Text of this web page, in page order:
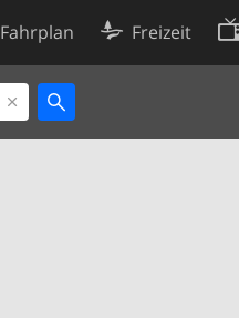
Fahrplan Freizeit
Cookie-Richtlinie
Cookie-Einstellungen